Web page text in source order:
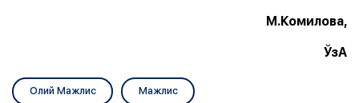
М.Комилова,
ЎзА
Олий Мажлис Мажлис